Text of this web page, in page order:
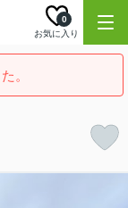
お気に入り
0
。